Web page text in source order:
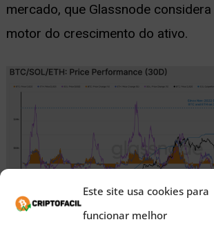
Este site usa cookies para
funcionar melhor
mercado, que Glassnode
motor do crescimento do ativo.